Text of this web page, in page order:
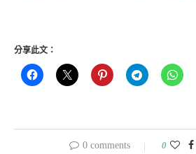
分享此文：
0 comments 0